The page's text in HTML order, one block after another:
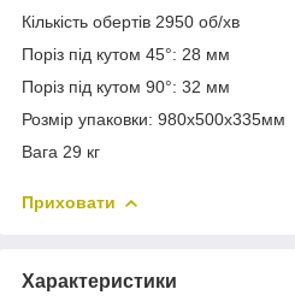
Кількість обертів 2950 об/хв
Поріз під кутом 45°: 28 мм
Поріз під кутом 90°: 32 мм
Розмір упаковки: 980х500х335мм
Вага 29 кг
Приховати
Характеристики